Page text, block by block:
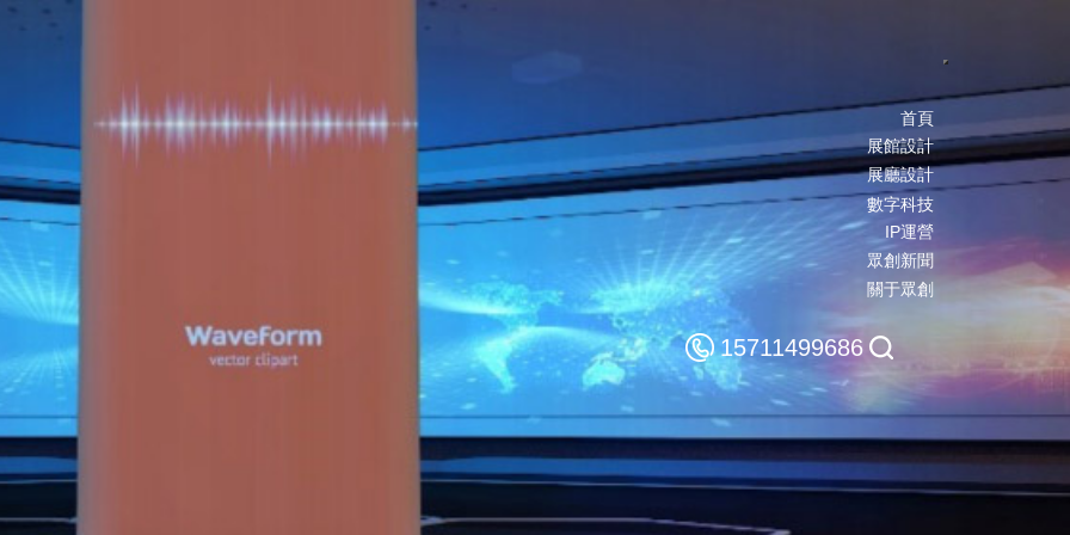
Toggle
首頁
展館設計
展廳設計
數字科技
IP運營
眾創新聞
關于眾創
15711499686